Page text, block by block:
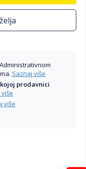
Saznaj više
prodavnici
više